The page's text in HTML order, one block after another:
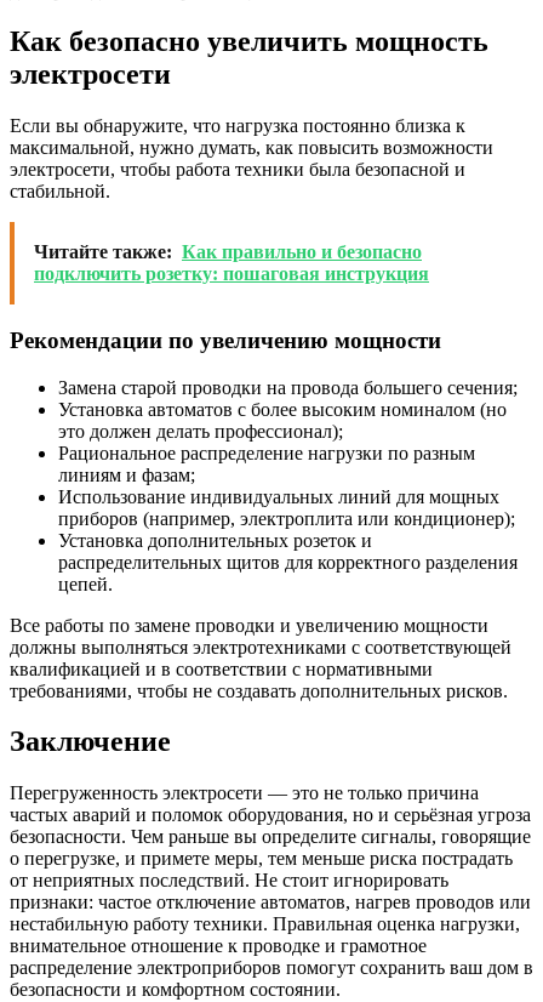
Как безопасно увеличить мощность
электросети
Если вы обнаружите, что нагрузка постоянно близка к
максимальной, нужно думать, как повысить возможности
электросети, чтобы работа техники была безопасной и
стабильной.
Читайте также: Как правильно и безопасно
подключить розетку: пошаговая инструкция
Рекомендации по увеличению мощности
Замена старой проводки на провода большего сечения;
Установка автоматов с более высоким номиналом (но
это должен делать профессионал);
Рациональное распределение нагрузки по разным
линиям и фазам;
Использование индивидуальных линий для мощных
приборов (например, электроплита или кондиционер);
Установка дополнительных розеток и
распределительных щитов для корректного разделения
цепей.
Все работы по замене проводки и увеличению мощности
должны выполняться электротехниками с соответствующей
квалификацией и в соответствии с нормативными
требованиями, чтобы не создавать дополнительных рисков.
Заключение
Перегруженность электросети — это не только причина
частых аварий и поломок оборудования, но и серьёзная угроза
безопасности. Чем раньше вы определите сигналы, говорящие
о перегрузке, и примете меры, тем меньше риска пострадать
от неприятных последствий. Не стоит игнорировать
признаки: частое отключение автоматов, нагрев проводов или
нестабильную работу техники. Правильная оценка нагрузки,
внимательное отношение к проводке и грамотное
распределение электроприборов помогут сохранить ваш дом в
безопасности и комфортном состоянии.